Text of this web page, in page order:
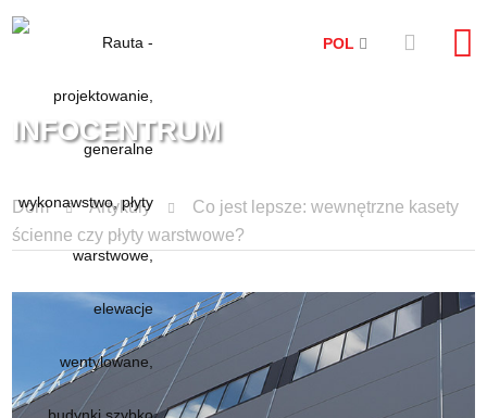
POL
INFOCENTRUM
Dom Artykuły
Co jest lepsze: wewnętrzne kasety
ścienne czy płyty warstwowe?